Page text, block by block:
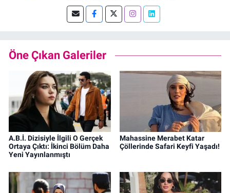
Öne Çıkan Galeriler
A.B.İ. Dizisiyle İlgili O Gerçek
Ortaya Çıktı: İkinci Bölüm Daha
Yeni Yayınlanmıştı
Mahassine Merabet Katar
Çöllerinde Safari Keyfi Yaşadı!